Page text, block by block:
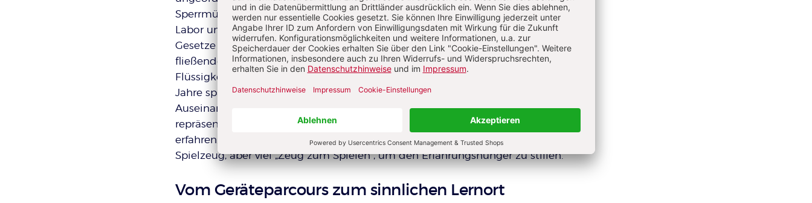
Sperrmüllfunden erscheint, entpuppt sich bei genauerer Betrachtung als ein
Labor unter freiem Himmel, in dem erste elementare Kenntnisse über die
Gesetze der Physik und Mechanik erworben werden. Aufsteigendes und
fließendes Wasser kann in Rohrsysteme geleitet und die Kapillarwirkung von
Flüssigkeiten beobachtet werden – handlungsbezogenes Sachwissen, das erst
Jahre später im Physikunterricht fachlich benannt wird. Die spielerische
Auseinandersetzung mit den Phänomenen und physikalischen Gesetzen
repräsentiert den Willen und die Kraft der Kinder, alles über die Welt zu
erfahren, in die sie hineinwachsen. Beim Spiel im Freien braucht es wenig
Spielzeug, aber viel „Zeug zum Spielen“, um den Erfahrungshunger zu stillen.
Vom Geräteparcours zum sinnlichen Lernort